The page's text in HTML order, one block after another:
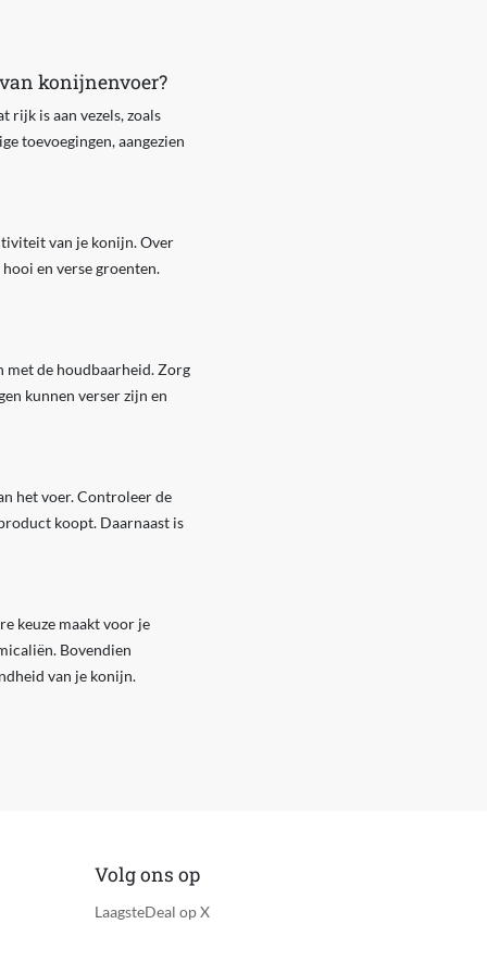
konijnenvoer?
rijk is aan vezels, zoals
toevoegingen, aangezien
van je konijn. Over
en verse groenten.
de houdbaarheid. Zorg
kunnen verser zijn en
het voer. Controleer de
koopt. Daarnaast is
keuze maakt voor je
Bovendien
van je konijn.
Volg ons op
LaagsteDeal op X